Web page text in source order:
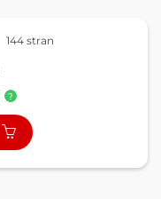
144 stran
?